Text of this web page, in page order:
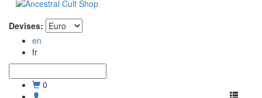
Devises:
en
fr
0
Toggle